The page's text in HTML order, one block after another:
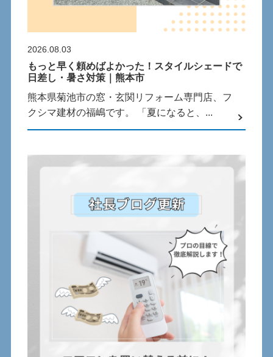
2026.08.03
もっと早く頼めばよかった！スタイルシェードで
日差し・暑さ対策｜熊本市
熊本県菊池市の窓・玄関リフォーム専門店、フ
クシマ建材の福嶋です。 「夏になると、...